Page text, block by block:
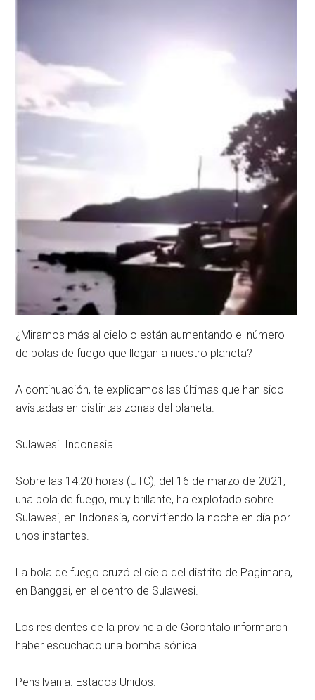
¿Miramos más al cielo o están aumentando el número
de bolas de fuego que llegan a nuestro planeta?
A continuación, te explicamos las últimas que han sido
avistadas en distintas zonas del planeta.
Sulawesi. Indonesia.
Sobre las 14:20 horas (UTC), del 16 de marzo de 2021,
una bola de fuego, muy brillante, ha explotado sobre
Sulawesi, en Indonesia, convirtiendo la noche en día por
unos instantes.
La bola de fuego cruzó el cielo del distrito de Pagimana,
en Banggai, en el centro de Sulawesi.
Los residentes de la provincia de Gorontalo informaron
haber escuchado una bomba sónica.
Pensilvania. Estados Unidos.